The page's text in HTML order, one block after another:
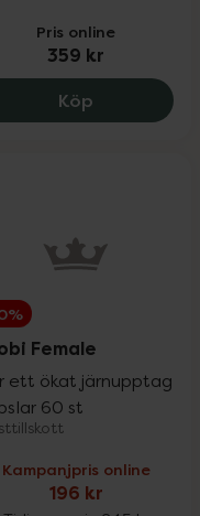
150 kr.
Pris online
359 kr
Köp Mini
Female
ett ökat järnupptag
60 st
Kampanjpris online
196 kr